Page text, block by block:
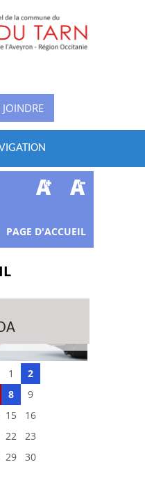
PAGE D'ACCUEIL
1
2
8
9
15
16
22
23
29
30